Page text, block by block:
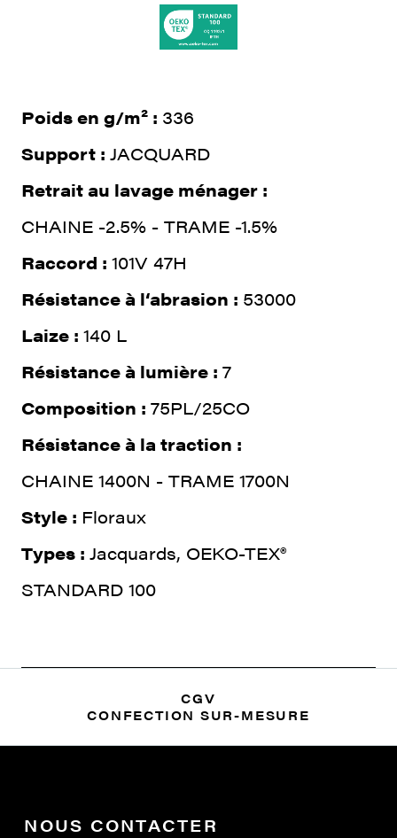
Poids en g/m² : 336
Support : JACQUARD
Retrait au lavage ménager :
CHAINE -2.5% - TRAME -1.5%
Raccord : 101V 47H
Résistance à l‘abrasion : 53000
Laize : 140 L
Résistance à lumière : 7
Composition : 75PL/25CO
Résistance à la traction :
CHAINE 1400N - TRAME 1700N
Style : Floraux
Types : Jacquards, OEKO-TEX®
STANDARD 100
CGV
CONFECTION SUR-MESURE
NOUS CONTACTER